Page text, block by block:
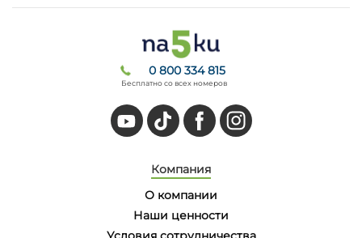
0 800 334 815
Бесплатно со всех номеров
Компания
О компании
Наши ценности